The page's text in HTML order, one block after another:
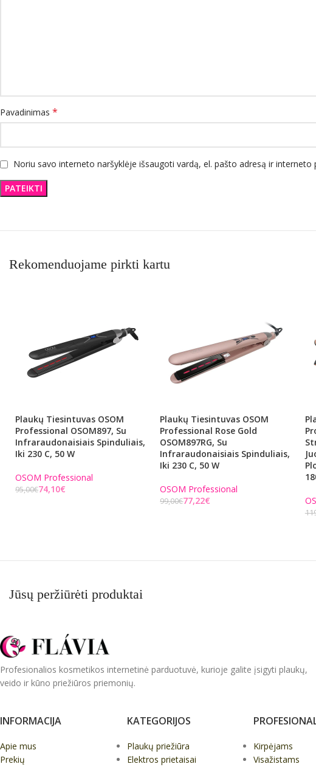
Pavadinimas *
Noriu savo interneto naršyklėje išsaugoti vardą, el. pašto adresą ir
Rekomenduojame pirkti kartu
Plaukų Tiesintuvas OSOM
Professional OSOM897, Su
Infraraudonaisiais Spinduliais,
Iki 230 C, 50 W
OSOM Professional
95,00€74,10€
Plaukų Tiesintuvas OSOM
Professional Rose Gold
OSOM897RG, Su
Infraraudonaisiais Spinduliais,
Iki 230 C, 50 W
OSOM Professional
99,00€77,22€
Jūsų peržiūrėti produktai
Profesionalios kosmetikos internetinė parduotuvė, kurioje galite įsigyti plaukų,
veido ir kūno priežiūros priemonių.
INFORMACIJA
Apie mus
Prekių
KATEGORIJOS
Plaukų priežiūra
Elektros prietaisai
Kirpėjams
Visažistams